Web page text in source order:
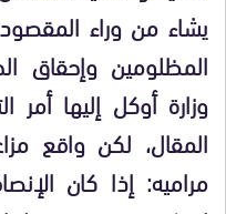
يشاء من وراء
المظلومين وإحقاق
وزارة أوكل إليها أمر
المقال، لكن واقع
مراميه: إذا كان